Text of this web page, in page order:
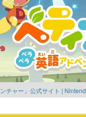
チャー」公式サイト |